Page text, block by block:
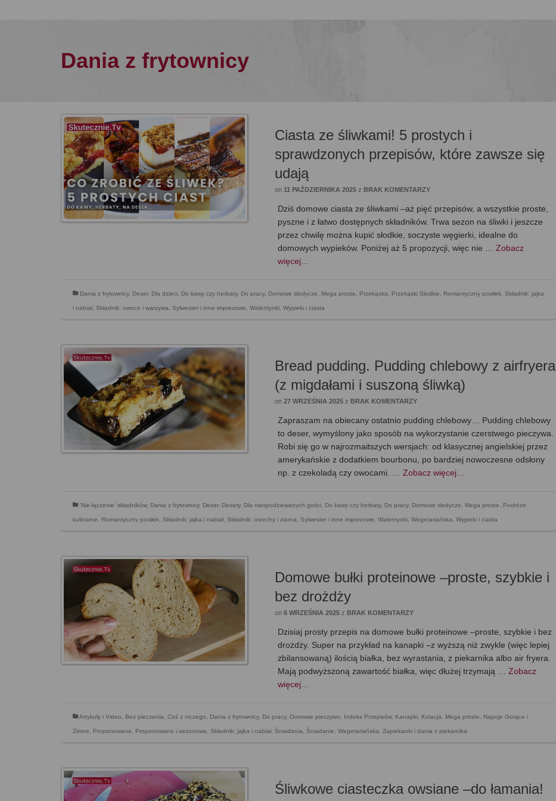
Dania z frytownicy
Ciasta ze śliwkami! 5 prostych i
sprawdzonych przepisów, które zawsze się
udają
on 11 PAŹDZIERNIKA 2025 z BRAK KOMENTARZY
Dziś domowe ciasta ze śliwkami –aż pięć przepisów, a wszystkie proste,
pyszne i z łatwo dostępnych składników. Trwa sezon na śliwki i jeszcze
przez chwilę można kupić słodkie, soczyste węgierki, idealne do
domowych wypieków. Poniżej aż 5 propozycji, więc nie …Zobacz
więcej…
Dania z frytownicy, Deser, Dla dzieci, Do kawy czy herbaty, Do pracy, Domowe słodycze, Mega proste, Przekąska, Przekąski Słodkie, Romantyczny posiłek, Składnik: jajka
i nabiał, Składnik: owoce i warzywa, Sylwester i inne imprezowe, Walentynki, Wypieki i ciasta
Bread pudding. Pudding chlebowy z airfryera
(z migdałami i suszoną śliwką)
on27 WRZEŚNIA 2025 z BRAK KOMENTARZY
Zapraszam na obiecany ostatnio pudding chlebowy… Pudding chlebowy
to deser, wymyślony jako sposób na wykorzystanie czerstwego pieczywa.
Robi się go w najrozmaitszych wersjach: od klasycznej angielskiej przez
amerykańskie z dodatkiem bourbonu, po bardziej nowoczesne odsłony
np. z czekoladą czy owocami. …Zobacz więcej…
'Nie-łączenie' składników, Dania z frytownicy, Deser, Desery, Dla niespodziewanych gości, Do kawy czy herbaty, Do pracy, Domowe słodycze, Mega proste, Podróże
kulinarne, Romantyczny posiłek, Składnik: jajka i nabiał, Składnik: orzechy i ziarna, Sylwester i inne imprezowe, Walentynki, Wegetariańska, Wypieki i ciasta
Domowe bułki proteinowe –proste, szybkie i
bez drożdży
on6 WRZEŚNIA 2025 z BRAK KOMENTARZY
Dzisiaj prosty przepis na domowe bułki proteinowe –proste, szybkie i bez
drożdży. Super na przykład na kanapki –z wyższą niż zwykle (więc lepiej
zbilansowaną) ilością białka, bez wyrastania, z piekarnika albo air fryera.
Mają podwyższoną zawartość białka, więc dłużej trzymają …Zobacz
więcej…
Artykuły i Video, Bez pieczenia, Coś z niczego, Dania z frytownicy, Do pracy, Domowe pieczywo, Indeks Przepisów, Kanapki, Kolacja, Mega proste, Napoje Gorące i
Zimne, Proponowane, Proponowane i sezonowe, Składnik: jajka i nabiał, Śniadania, Śniadanie, Wegetariańska, Zapiekanki i dania z piekarnika
Śliwkowe ciasteczka owsiane –do łamania!